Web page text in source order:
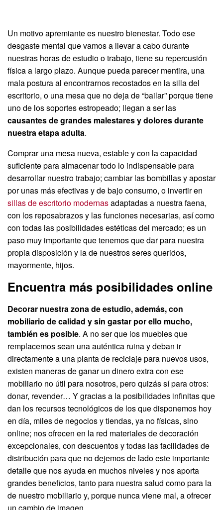
Un motivo apremiante es nuestro bienestar. Todo ese
desgaste mental que vamos a llevar a cabo durante
nuestras horas de estudio o trabajo, tiene su repercusión
física a largo plazo. Aunque pueda parecer mentira, una
mala postura al encontrarnos recostados en la silla del
escritorio, o una mesa que no deja de “bailar” porque tiene
uno de los soportes estropeado; llegan a ser las
causantes de grandes malestares y dolores durante
nuestra etapa adulta.
Comprar una mesa nueva, estable y con la capacidad
suficiente para almacenar todo lo indispensable para
desarrollar nuestro trabajo; cambiar las bombillas y apostar
por unas más efectivas y de bajo consumo, o invertir en
sillas de escritorio modernasadaptadas a nuestra faena,
con los reposabrazos y las funciones necesarias, así como
con todas las posibilidades estéticas del mercado; es un
paso muy importante que tenemos que dar para nuestra
propia disposición y la de nuestros seres queridos,
mayormente, hijos.
Encuentra más posibilidades online
Decorar nuestra zona de estudio, además, con
mobiliario de calidad y sin gastar por ello mucho,
también es posible. A no ser que los muebles que
remplacemos sean una auténtica ruina y deban ir
directamente a una planta de reciclaje para nuevos usos,
existen maneras de ganar un dinero extra con ese
mobiliario no útil para nosotros, pero quizás sí para otros:
donar, revender… Y gracias a la posibilidades infinitas que
dan los recursos tecnológicos de los que disponemos hoy
en día, miles de negocios y tiendas, ya no físicas, sino
online; nos ofrecen en la red materiales de decoración
excepcionales, con descuentos y todas las facilidades de
distribución para que no dejemos de lado este importante
detalle que nos ayuda en muchos niveles y nos aporta
grandes beneficios, tanto para nuestra salud como para la
de nuestro mobiliario y, porque nunca viene mal, a ofrecer
un cambio de imagen.